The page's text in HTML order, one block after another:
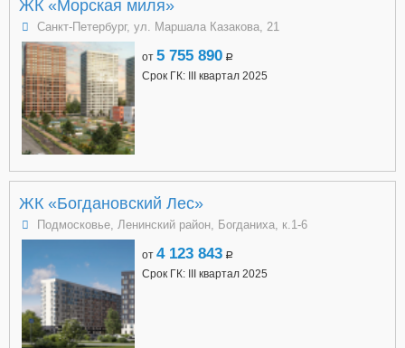
ЖК «Морская миля»
Санкт-Петербург, ул. Маршала Казакова, 21
от 5 755 890 a
Срок ГК: III квартал 2025
ЖК «Богдановский Лес»
Подмосковье, Ленинский район, Богданиха, к.1-6
от 4 123 843 a
Срок ГК: III квартал 2025